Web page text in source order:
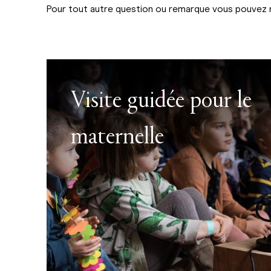
Pour tout autre question ou remarque vous
Visite guidée pour le
maternelle